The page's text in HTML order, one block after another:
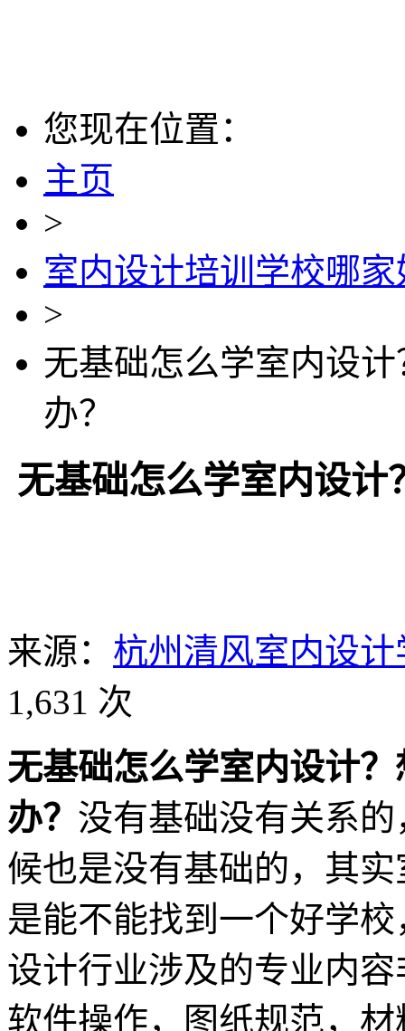
您现在位置：
主页
>
室内设计培训学校哪家
>
无基础怎么学室内设
办？
无基础怎么学室内设
来源： 杭州清风室内设计
1,631 次
无基础怎么学室内设计
办？ 没有基础没有关系
候也是没有基础的，其
是能不能找到一个好学
设计行业涉及的专业内
软件操作，图纸规范，